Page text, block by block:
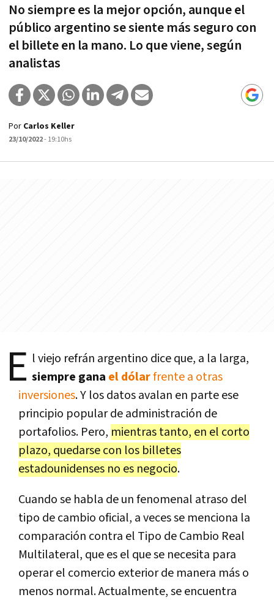
No siempre es la mejor opción, aunque el
público argentino se siente más seguro con
el billete en la mano. Lo que viene, según
analistas
Por Carlos Keller
23/10/2022- 19:10hs
E l viejo refrán argentino dice que, a la larga,
siempre gana el dólarfrente a otras
inversiones. Y los datos avalan en parte ese
principio popular de administración de
portafolios. Pero, mientras tanto, en el corto
plazo, quedarse con los billetes
estadounidenses no es negocio.
Cuando se habla de un fenomenal atraso del
tipo de cambio oficial, a veces se menciona la
comparación contra el Tipo de Cambio Real
Multilateral, que es el que se necesita para
operar el comercio exterior de manera más o
menos normal. Actualmente, se encuentra